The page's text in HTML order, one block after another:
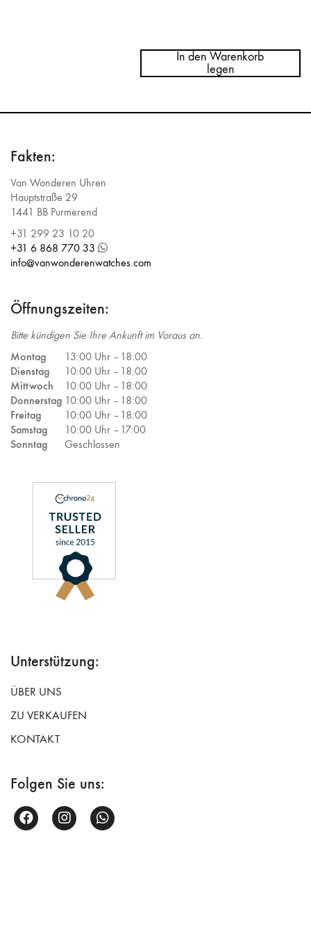
Submersible
PAM01223
In den Warenkorb
legen
Fakten:
Van Wonderen Uhren
Hauptstraße 29
1441 BB Purmerend
+31 299 23 10 20
+31 6 868 770 33
info@vanwonderenwatches.com
Öffnungszeiten:
Bitte kündigen Sie Ihre Ankunft im Voraus an.
Montag
13:00 Uhr – 18:00
Dienstag
10:00 Uhr – 18:00
Mittwoch
10:00 Uhr – 18:00
Donnerstag 10:00 Uhr – 18:00
Freitag
10:00 Uhr – 18:00
Samstag
10:00 Uhr – 17:00
Sonntag
Geschlossen
Unterstützung:
ÜBER UNS
ZU VERKAUFEN
KONTAKT
Folgen Sie uns: